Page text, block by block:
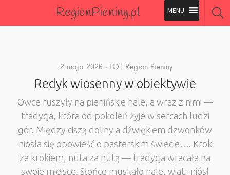
RegionPieniny.pl
Wszystkie Obiekty
2 maja 2026 LOT Region Pieniny
Redyk wiosenny w obiektywie
Owce ruszyły na pienińskie hale, a wraz z nimi —
tradycja, która od pokoleń żyje w sercach ludzi
gór. Między ciszą doliny a dźwiękiem dzwonków
niosła się opowieść o pasterskim świecie…. Krok
za krokiem, nuta za nutą — tradycja wracała na
swoje miejsce. Słońce muskało hale, wiatr niósł